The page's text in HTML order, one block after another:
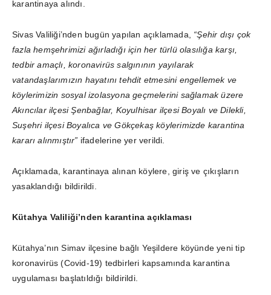
karantinaya alındı.
Sivas Valiliği’nden bugün yapılan açıklamada, “Şehir dışı çok
fazla hemşehrimizi ağırladığı için her türlü olasılığa karşı,
tedbir amaçlı, koronavirüs salgınının yayılarak
vatandaşlarımızın hayatını tehdit etmesini engellemek ve
köylerimizin sosyal izolasyona geçmelerini sağlamak üzere
Akıncılar ilçesi Şenbağlar, Koyulhisar ilçesi Boyalı ve Dilekli,
Suşehri ilçesi Boyalıca ve Gökçekaş köylerimizde karantina
kararı alınmıştır” ifadelerine yer verildi.
Açıklamada, karantinaya alınan köylere, giriş ve çıkışların
yasaklandığı bildirildi.
Kütahya Valiliği’nden karantina açıklaması
Kütahya’nın Simav ilçesine bağlı Yeşildere köyünde yeni tip
koronavirüs (Covid-19) tedbirleri kapsamında karantina
uygulaması başlatıldığı bildirildi.